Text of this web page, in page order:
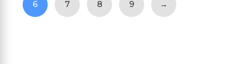
6 7 8 9 →